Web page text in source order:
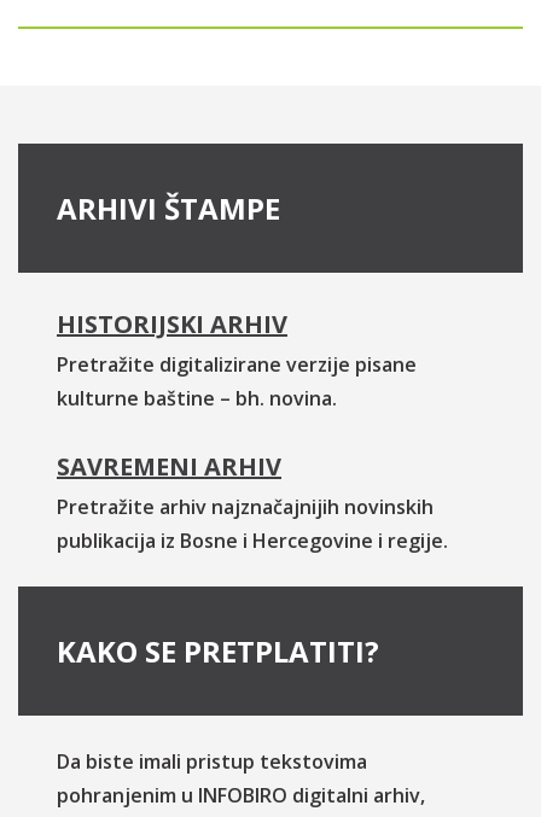
ARHIVI ŠTAMPE
HISTORIJSKI ARHIV
Pretražite digitalizirane verzije pisane
kulturne baštine – bh. novina.
SAVREMENI ARHIV
Pretražite arhiv najznačajnijih novinskih
publikacija iz Bosne i Hercegovine i regije.
KAKO SE PRETPLATITI?
Da biste imali pristup tekstovima
pohranjenim u INFOBIRO digitalni arhiv,